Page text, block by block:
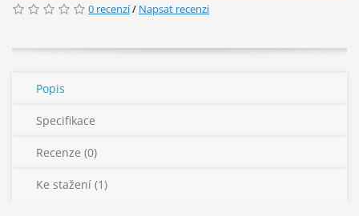
0 recenzí/ Napsat recenzi
Popis
Specifikace
Recenze (0)
Ke stažení (1)